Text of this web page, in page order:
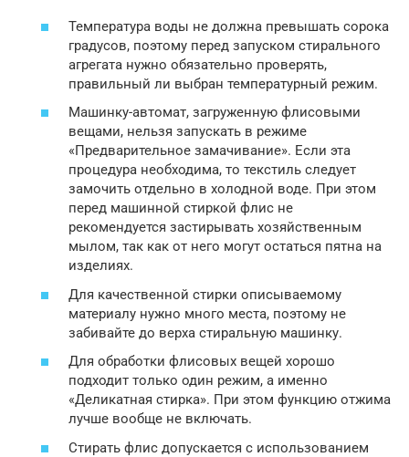
Температура воды не должна превышать сорока
градусов, поэтому перед запуском стирального
агрегата нужно обязательно проверять,
правильный ли выбран температурный режим.
Машинку-автомат, загруженную флисовыми
вещами, нельзя запускать в режиме
«Предварительное замачивание». Если эта
процедура необходима, то текстиль следует
замочить отдельно в холодной воде. При этом
перед машинной стиркой флис не
рекомендуется застирывать хозяйственным
мылом, так как от него могут остаться пятна на
изделиях.
Для качественной стирки описываемому
материалу нужно много места, поэтому не
забивайте до верха стиральную машинку.
Для обработки флисовых вещей хорошо
подходит только один режим, а именно
«Деликатная стирка». При этом функцию отжима
лучше вообще не включать.
Стирать флис допускается с использованием